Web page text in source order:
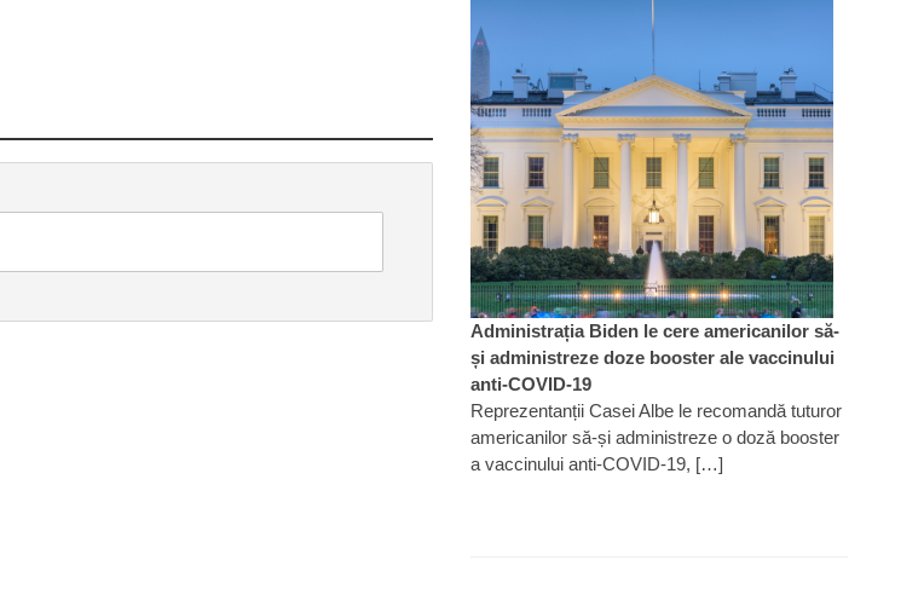
Administrația Biden le cere americanilor să-
și administreze doze booster ale vaccinului
anti-COVID-19
Reprezentanții Casei Albe le recomandă tuturor
americanilor să-și administreze o doză booster
a vaccinului anti-COVID-19, […]